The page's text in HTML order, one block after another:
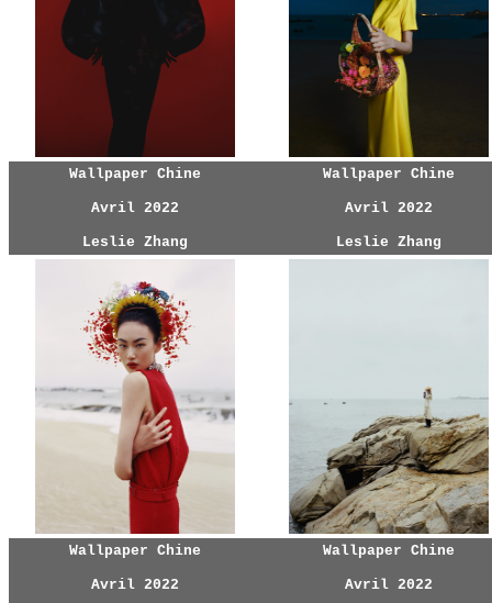
Wallpaper Chine
Avril 2022
Leslie Zhang
Wallpaper Chine
Avril 2022
Leslie Zhang
Wallpaper Chine
Avril 2022
Wallpaper Chine
Avril 2022